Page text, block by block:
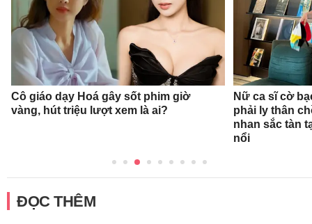
Cô giáo dạy Hoá gây sốt phim giờ
vàng, hút triệu lượt xem là ai?
Nữ ca sĩ cờ
phải ly thân
nhan sắc tàn
nổi
ĐỌC THÊM